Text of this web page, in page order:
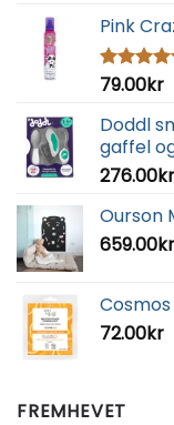
Pink
Vurdert
79.00kr
Doddl
gaffel
276.00kr
Ourson
659.00kr
72.00kr
FREMHEVET